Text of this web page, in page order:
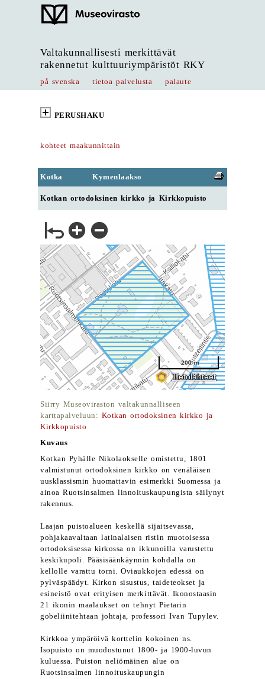
Valtakunnallisesti merkittävät
rakennetut kulttuuriympäristöt RKY
på svenska tietoa palvelusta palaute
PERUSHAKU
kohteet maakunnittain
Kotka Kymenlaakso
Kotkan ortodoksinen kirkko ja Kirkkopuisto
Siirry Museoviraston valtakunnalliseen
karttapalveluun: Kotkan ortodoksinen kirkko ja
Kirkkopuisto
Kuvaus
Kotkan Pyhälle Nikolaokselle omistettu, 1801
valmistunut ortodoksinen kirkko on venäläisen
uusklassismin huomattavin esimerkki Suomessa ja
ainoa Ruotsinsalmen linnoituskaupungista säilynyt
rakennus.
Laajan puistoalueen keskellä sijaitsevassa,
pohjakaavaltaan latinalaisen ristin muotoisessa
ortodoksisessa kirkossa on ikkunoilla varustettu
keskikupoli. Pääsisäänkäynnin kohdalla on
kellolle varattu torni. Oviaukkojen edessä on
pylväspäädyt. Kirkon sisustus, taideteokset ja
esineistö ovat erityisen merkittävät. Ikonostaasin
21 ikonin maalaukset on tehnyt Pietarin
gobeliinitehtaan johtaja, professori Ivan Tupylev.
Kirkkoa ympäröivä korttelin kokoinen ns.
Isopuisto on muodostunut 1800- ja 1900-luvun
kuluessa. Puiston neliömäinen alue on
Ruotsinsalmen linnoituskaupungin